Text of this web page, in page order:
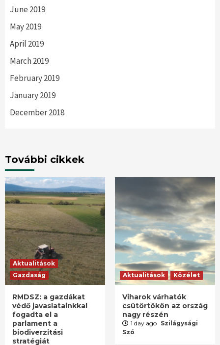
June 2019
May 2019
April 2019
March 2019
February 2019
January 2019
December 2018
További cikkek
Aktualitások
Gazdaság
RMDSZ: a gazdákat
védő javaslatainkkal
fogadta el a
parlament a
biodiverzitási
stratégiát
Aktualitások Közélet
Viharok várhatók
csütörtökön az ország
nagy részén
1 day ago Szilágysági
Szó